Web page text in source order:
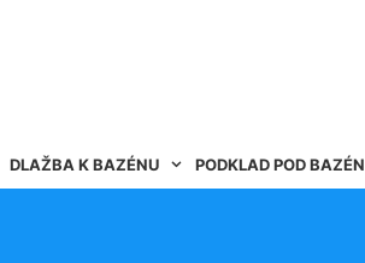
DLAŽBA K BAZÉNU PODKLAD POD BAZÉN